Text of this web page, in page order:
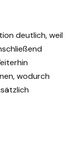
deutlich, weil
wodurch